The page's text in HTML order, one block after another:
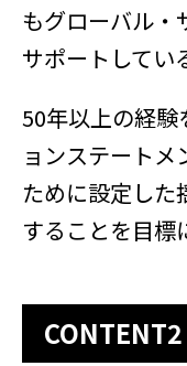
もグローバル・
サポートしてい
50年以上の経
ョンステート
ために設定した
することを目標
CONTENT2